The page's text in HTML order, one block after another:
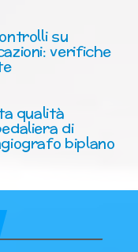
su
verifiche
qualità
di
biplano